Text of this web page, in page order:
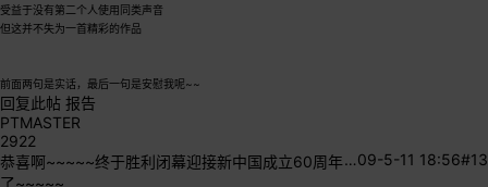
受益于没有第二个人使用同类声音
但这并不失为一首精彩的作品
前面两句是实话，最后一句是安慰我呢~~
回复此帖 报告
PTMASTER
2922
#13
09-5-11 18:56
…
恭喜啊~~~~~终于胜利闭幕迎接新中国成立60周年